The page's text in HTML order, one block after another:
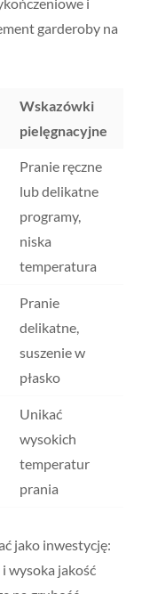
garderoby na
Wskazówki
pielęgnacyjne
Pranie ręczne
lub delikatne
programy,
niska
temperatura
Pranie
delikatne,
suszenie w
płasko
Unikać
wysokich
temperatur
prania
jako inwestycję:
wysoka jakość